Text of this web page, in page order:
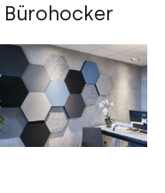
Bürohocker